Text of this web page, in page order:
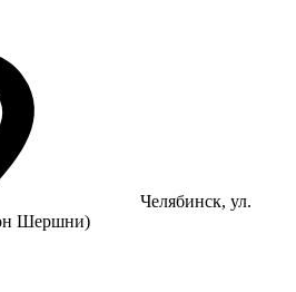
Челябинск, ул.
Шершни)